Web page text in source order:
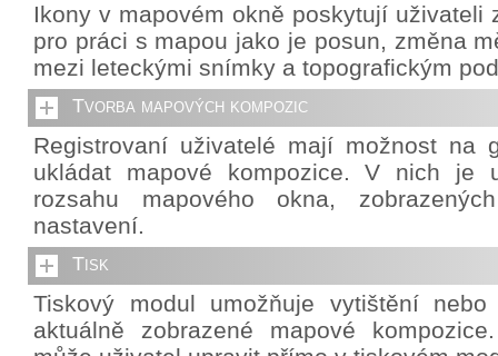
Ikony v mapovém okně poskytují uživateli
pro práci s mapou jako je posun, změna
mezi leteckými snímky a topografickým
Tvorba mapových kompozic
Registrovaní uživatelé mají možnost na
ukládat mapové kompozice. V nich je
rozsahu mapového okna,
nastavení.
Tisk
Tiskový modul umožňuje vytištění
aktuálně zobrazené mapové